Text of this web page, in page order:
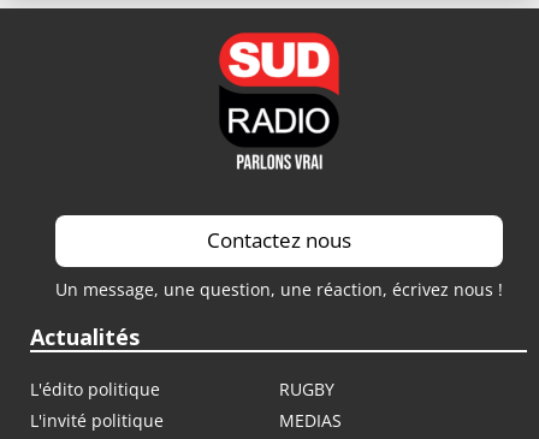
Contactez nous
Un message, une question, une réaction, écrivez nous !
Actualités
L'édito politique
RUGBY
L'invité politique
MEDIAS